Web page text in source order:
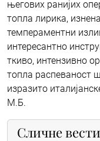
његових ранијих
топла лирика,
темпераментни
интересантно
ткиво, интензивно
топла распеваност
изразито
М.Б.
Сличне вести